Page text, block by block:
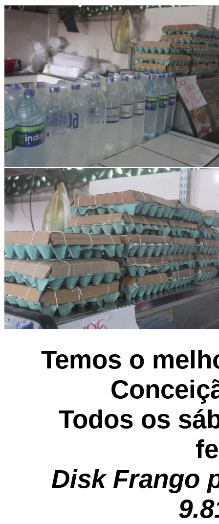
Temos o
Todos os
Disk Frango